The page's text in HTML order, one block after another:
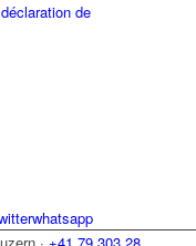
déclaration de
whatsapp